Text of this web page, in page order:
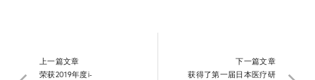
上一篇文章​
荣获2019年度i-
下一篇文章​
获得了第一届日本医疗研